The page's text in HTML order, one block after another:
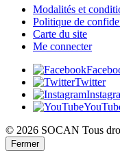
Modalités et
Politique de
Carte du site
Me connecter
Twitter
© 2026 SOCAN Tous
Fermer